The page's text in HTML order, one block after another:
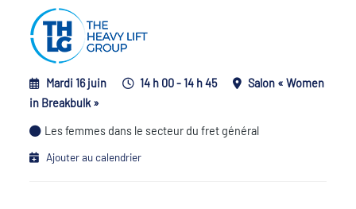
Mardi 16 juin 14 h 00 - 14 h 45
Salon « Women
in Breakbulk »
Les femmes dans le secteur du fret général
Ajouter au calendrier